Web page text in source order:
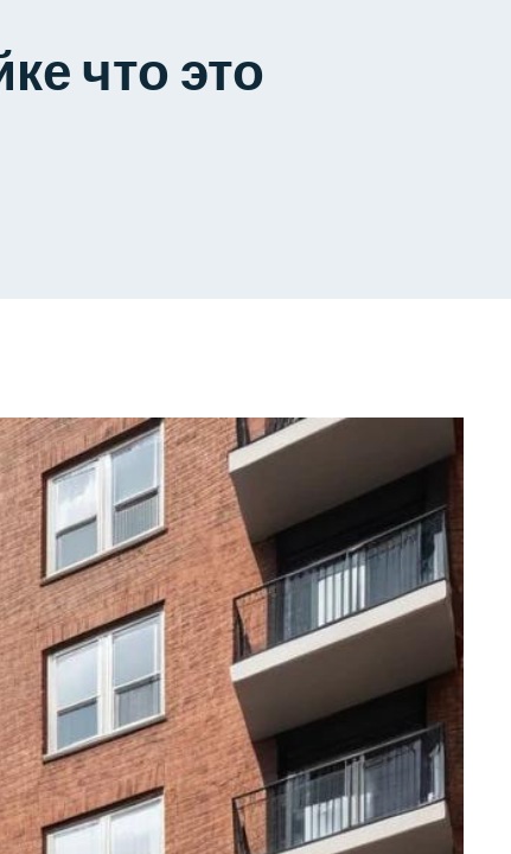
что это